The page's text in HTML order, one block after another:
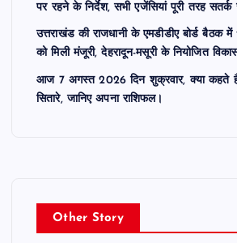
पर रहने के निर्देश, सभी एजेंसियां पूरी तरह सतर्क
उत्तराखंड की राजधानी के एमडीडीए बोर्ड बैठक में
को मिली मंजूरी, देहरादून-मसूरी के नियोजित
आज 7 अगस्त 2026 दिन शुक्रवार, क्या कहते
सितारे, जानिए अपना राशिफल।
Other Story